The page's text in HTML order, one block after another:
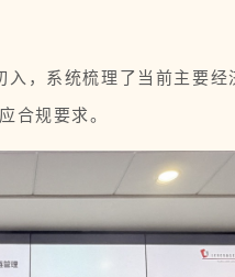
系统梳理了当前主要
合规要求。